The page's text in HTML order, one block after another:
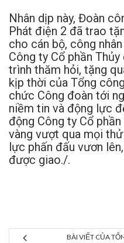
Nhân dịp này, Đoàn
Phát điện 2 đã trao
cho cán bộ, công
Công ty Cổ phần
trình thăm hỏi, tặng
kịp thời của Tổng
chức Công đoàn tới
niềm tin và động lực
động Công ty Cổ
vàng vượt qua mọi
lực phấn đấu vươn
được giao./.
BÀI VIẾT CỦA